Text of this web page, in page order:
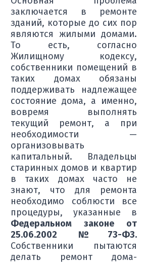
заключается в ремонте
зданий, которые до сих пор
являются жилыми домами.
То есть, согласно
Жилищному кодексу,
собственники помещений в
таких домах обязаны
поддерживать надлежащее
состояние дома, а именно,
вовремя выполнять
текущий ремонт, а при
необходимости —
организовывать
капитальный. Владельцы
старинных домов и квартир
в таких домах часто не
знают, что для ремонта
необходимо соблюсти все
процедуры, указанные в
Федеральном законе от
25.06.2002 №73-ФЗ.
Собственники пытаются
делать ремонт дома-